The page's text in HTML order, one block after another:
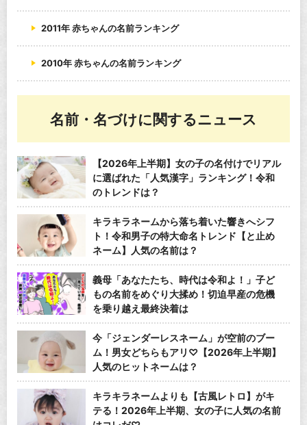
2011年 赤ちゃんの名前ランキング
2010年 赤ちゃんの名前ランキング
名前・名づけに関するニュース
【2026年上半期】女の子の名付けでリアル
に選ばれた「人気漢字」ランキング！令和
のトレンドは？
キラキラネームから落ち着いた響きへシフ
ト！令和男子の特大命名トレンド【と止め
ネーム】人気の名前は？
義母「あなたたち、時代は令和よ！」子ど
もの名前をめぐり大揉め！切迫早産の危機
を乗り越え最終決着は
今「ジェンダーレスネーム」が空前のブー
ム！男女どちらもアリ♡【2026年上半期】
人気のヒットネームは？
キラキラネームよりも【古風レトロ】がキ
テる！2026年上半期、女の子に人気の名前